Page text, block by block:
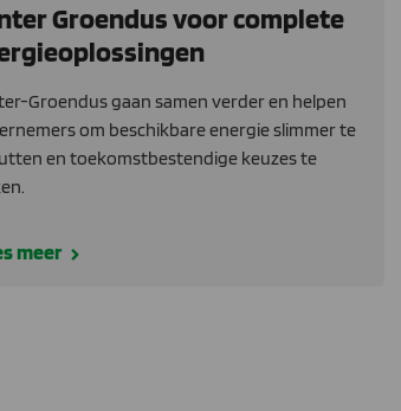
Groendus voor complete
Groendus gaan samen verder en helpen
om beschikbare energie slimmer te
en toekomstbestendige keuzes te
meer